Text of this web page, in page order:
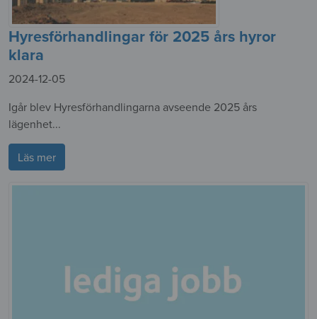
Hyresförhandlingar för 2025 års hyror
klara
2024-12-05
Igår blev Hyresförhandlingarna avseende 2025 års
lägenhet...
Läs mer